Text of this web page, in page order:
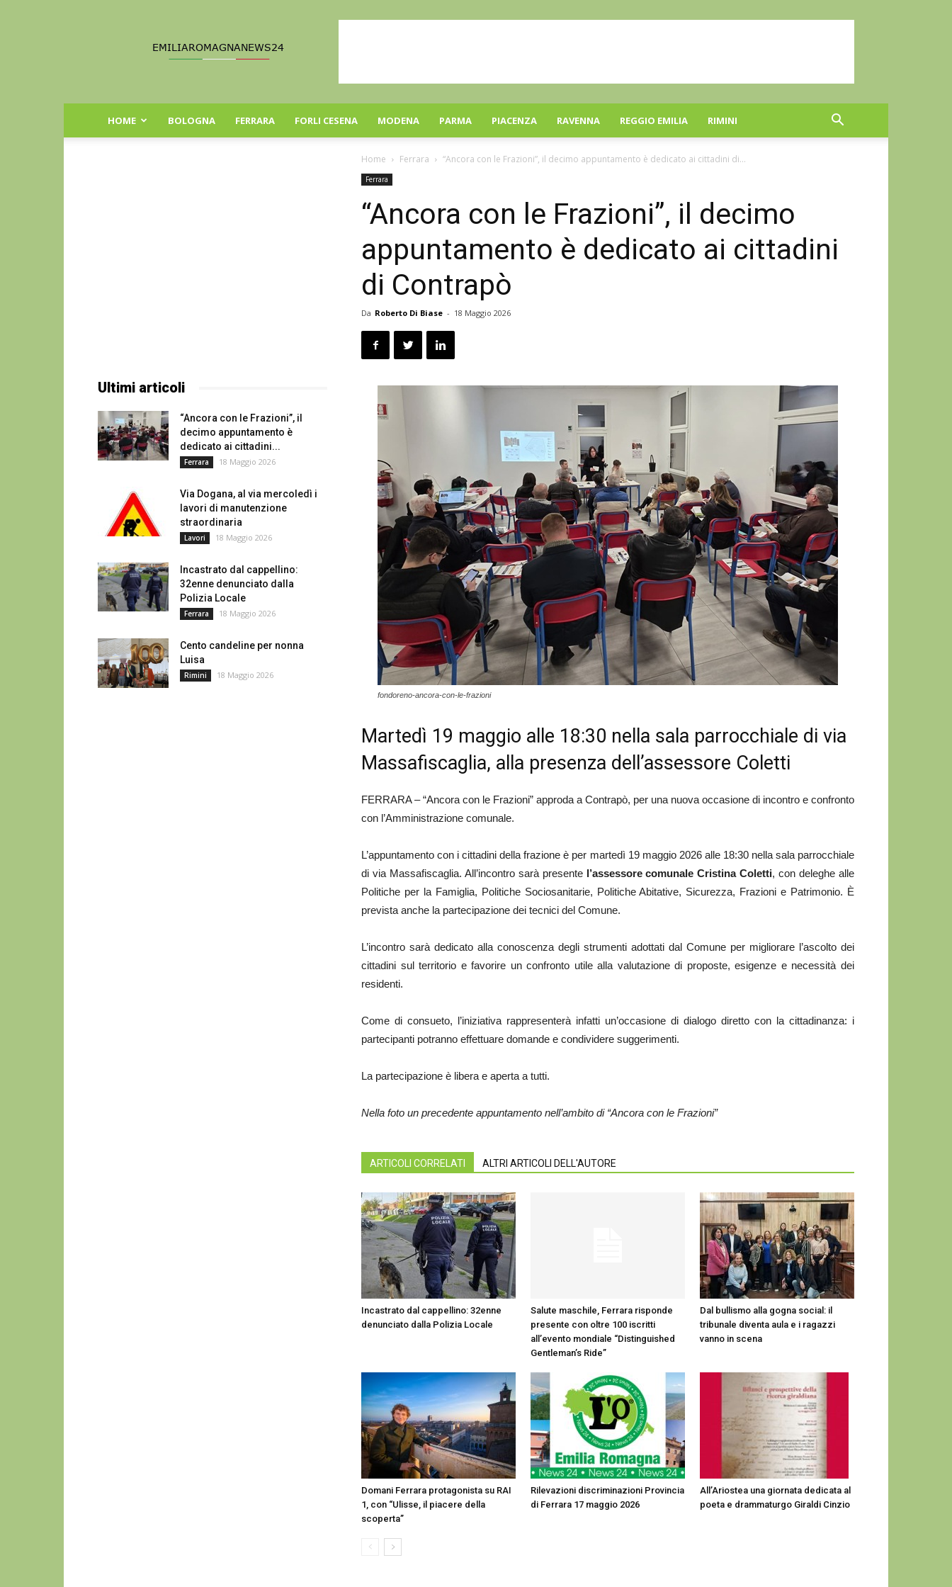
Romagna
HOME BOLOGNA FERRARA FORLI CESENA MODENA PARMA PIACENZA RAVENNA REGGIO EMILIA RIMINI
Home Ferrara “Ancora con le Frazioni”, il decimo appuntamento è dedicato ai cittadini di...
Ferrara
“Ancora con le Frazioni”, il decimo
appuntamento è dedicato ai cittadini
di Contrapò
Da Roberto Di Biase - 18 Maggio 2026
fondoreno-ancora-con-le-frazioni
Martedì 19 maggio alle 18:30 nella sala parrocchiale di via
Massafiscaglia, alla presenza dell’assessore Coletti
FERRARA – “Ancora con le Frazioni” approda a Contrapò, per una nuova occasione di incontro e confronto
con l’Amministrazione comunale.
L’appuntamento con i cittadini della frazione è per martedì 19 maggio 2026 alle 18:30 nella sala parrocchiale
di via Massafiscaglia. All’incontro sarà presentel’assessore comunale Cristina Coletti, con deleghe alle
Politiche per la Famiglia, Politiche Sociosanitarie, Politiche Abitative, Sicurezza, Frazioni e Patrimonio. È
prevista anche la partecipazione dei tecnici del Comune.
L’incontro sarà dedicato alla conoscenza degli strumenti adottati dal Comune per migliorare l’ascolto dei
cittadini sul territorio e favorire un confronto utile alla valutazione di proposte, esigenze e necessità dei
residenti.
Come di consueto, l’iniziativa rappresenterà infatti un’occasione di dialogo diretto con la cittadinanza: i
partecipanti potranno effettuare domande e condividere suggerimenti.
La partecipazione è libera e aperta a tutti.
Nella foto un precedente appuntamento nell’ambito di “Ancora con le Frazioni”
ARTICOLI CORRELATI ALTRI ARTICOLI DELL'AUTORE
Incastrato dal cappellino: 32enne
denunciato dalla Polizia Locale
Salute maschile, Ferrara risponde
presente con oltre 100 iscritti
all’evento mondiale “Distinguished
Gentleman’s Ride”
Dal bullismo alla gogna social: il
tribunale diventa aula e i ragazzi
vanno in scena
Domani Ferrara protagonista su RAI
1, con “Ulisse, il piacere della
scoperta”
Rilevazioni discriminazioni Provincia
di Ferrara 17 maggio 2026
All’Ariostea una giornata dedicata al
poeta e drammaturgo Giraldi Cinzio
Ultimi articoli
“Ancora con le Frazioni”, il
decimo appuntamento è
dedicato ai cittadini...
Ferrara 18 Maggio 2026
Via Dogana, al via mercoledì i
lavori di manutenzione
straordinaria
Lavori 18 Maggio 2026
Incastrato dal cappellino:
32enne denunciato dalla
Polizia Locale
Ferrara 18 Maggio 2026
Cento candeline per nonna
Luisa
Rimini 18 Maggio 2026